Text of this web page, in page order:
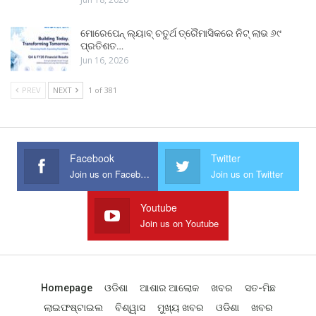
ମୋରେପେନ୍ ଲ୍ୟାବ୍ ଚତୁର୍ଥ ତ୍ରୈମାସିକରେ ନିଟ୍ ଲାଭ ୬୯
ପ୍ରତିଶତ…
Jun 16, 2026
PREV NEXT 1 of 381
Facebook
Join us on Facebook
Twitter
Join us on Twitter
Youtube
Join us on Youtube
Homepage ଓଡିଶା ଆଶାର ଆଲୋକ ଖବର
ସତ-ମିଛ
ଲାଇଫଷ୍ଟାଇଲ
ବିଶ୍ୱାସ ମୁଖ୍ୟ ଖବର ଓଡିଶା ଖବର